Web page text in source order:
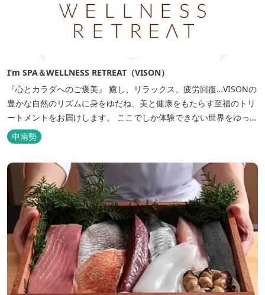
I’m SPA＆WELLNESS RETREAT（VISON）
『心とカラダへのご褒美』 癒し、リラックス、疲労回復…VISONの
豊かな自然のリズムに身をゆだね、美と健康をもたらす至福のトリ
ートメントをお届けします。 ここでしか体験できない世界をゆっく
りとした時の流れの中でご堪能下さい。
中南勢